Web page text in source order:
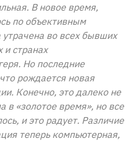
В новое время,
по объективным
во всех бывших
и странах
Но последние
рождается новая
Конечно, это далеко не
в «золотое время», но все
и это радует. Различие
теперь компьютерная,